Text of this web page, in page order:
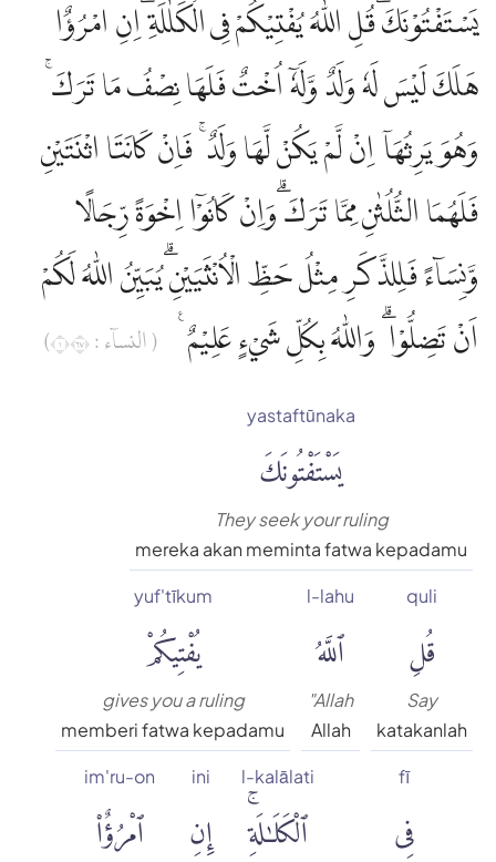
يَسْتَفْتُوْنَكَۗ قُلِ اللّٰهُ يُفْتِيْكُمْ فِى الْكَلٰلَةِ ۗاِنِ امْرُؤٌا
هَلَكَ لَيْسَ لَهٗ وَلَدٌ وَّلَهٗٓ اُخْتٌ فَلَهَا نِصْفُ مَا تَرَكَۚ
وَهُوَ يَرِثُهَآ اِنْ لَّمْ يَكُنْ لَّهَا وَلَدٌ ۚ فَاِنْ كَانَتَا اثْنَتَيْنِ
فَلَهُمَا الثُّلُثٰنِ مِمَّا تَرَكَ ۗوَاِنْ كَانُوْٓا اِخْوَةً رِّجَالًا
وَّنِسَاۤءً فَلِلذَّكَرِ مِثْلُ حَظِّ الْاُنْثَيَيْنِۗ يُبَيِّنُ اللّٰهُ لَكُمْ
اَنْ تَضِلُّوْا ۗ وَاللّٰهُ بِكُلِّ شَيْءٍ عَلِيْمٌ ࣖ
( النساۤء : ١٧٦)
yastaftūnaka
يَسْتَفْتُونَكَ
They seek your ruling
mereka akan meminta fatwa kepadamu
quli
قُلِ
Say
katakanlah
l-lahu
ٱللَّهُ
"Allah
Allah
yuf'tīkum
يُفْتِيكُمْ
gives you a ruling
memberi fatwa kepadamu
fī
فِى
l-kalālati
ٱلْكَلَٰلَةِۚ
ini
إِنِ
im'ru-on
ٱمْرُؤٌا۟